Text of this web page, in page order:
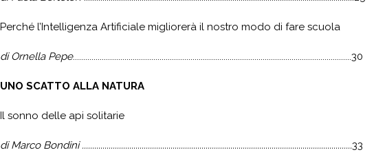
Perché l’ Intelligenza Artificiale migliorerà il nostro modo di fare scuola
di Ornella Pepe.......................................................................................................................................30
UNO SCATTO ALLA NATURA
Il sonno delle api solitarie
di Marco Bondini ...................................................................................................................................33